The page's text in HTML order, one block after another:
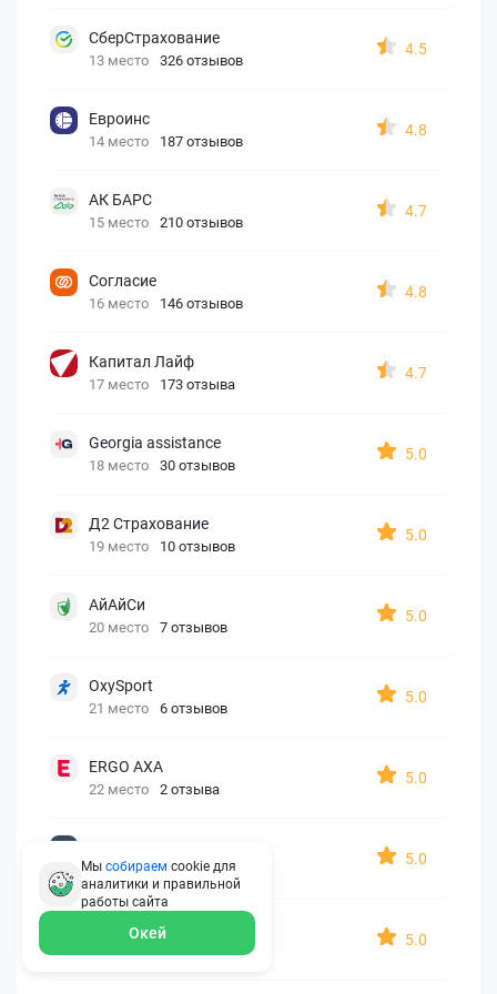
СберСтрахование
13 место 326 отзывов
4.5
Евроинс
14 место 187 отзывов
4.8
АК БАРС
15 место 210 отзывов
4.7
Согласие
16 место 146 отзывов
4.8
Капитал Лайф
17 место 173 отзыва
4.7
Georgia assistance
18 место 30 отзывов
5.0
Д2 Страхование
19 место 10 отзывов
5.0
АйАйСи
20 место 7 отзывов
5.0
OxySport
21 место 6 отзывов
5.0
ERGO AXA
22 место 2 отзыва
5.0
23 место 1 отзыв
5.0
УралСиб
5.0
Мы собираем cookie для
аналитики и правильной
работы сайта
Окей